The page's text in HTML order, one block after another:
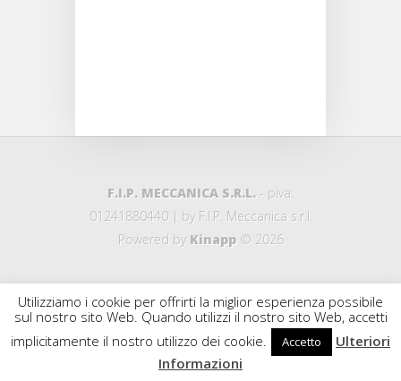
F.I.P. MECCANICA S.R.L. - piva:
01241880440 | by F.I.P. Meccanica s.r.l.
Powered by Kinapp© 2026
Utilizziamo i cookie per offrirti la miglior esperienza possibile
sul nostro sito Web. Quando utilizzi il nostro sito Web, accetti
implicitamente il nostro utilizzo dei cookie.
Accetto
Ulteriori
Informazioni